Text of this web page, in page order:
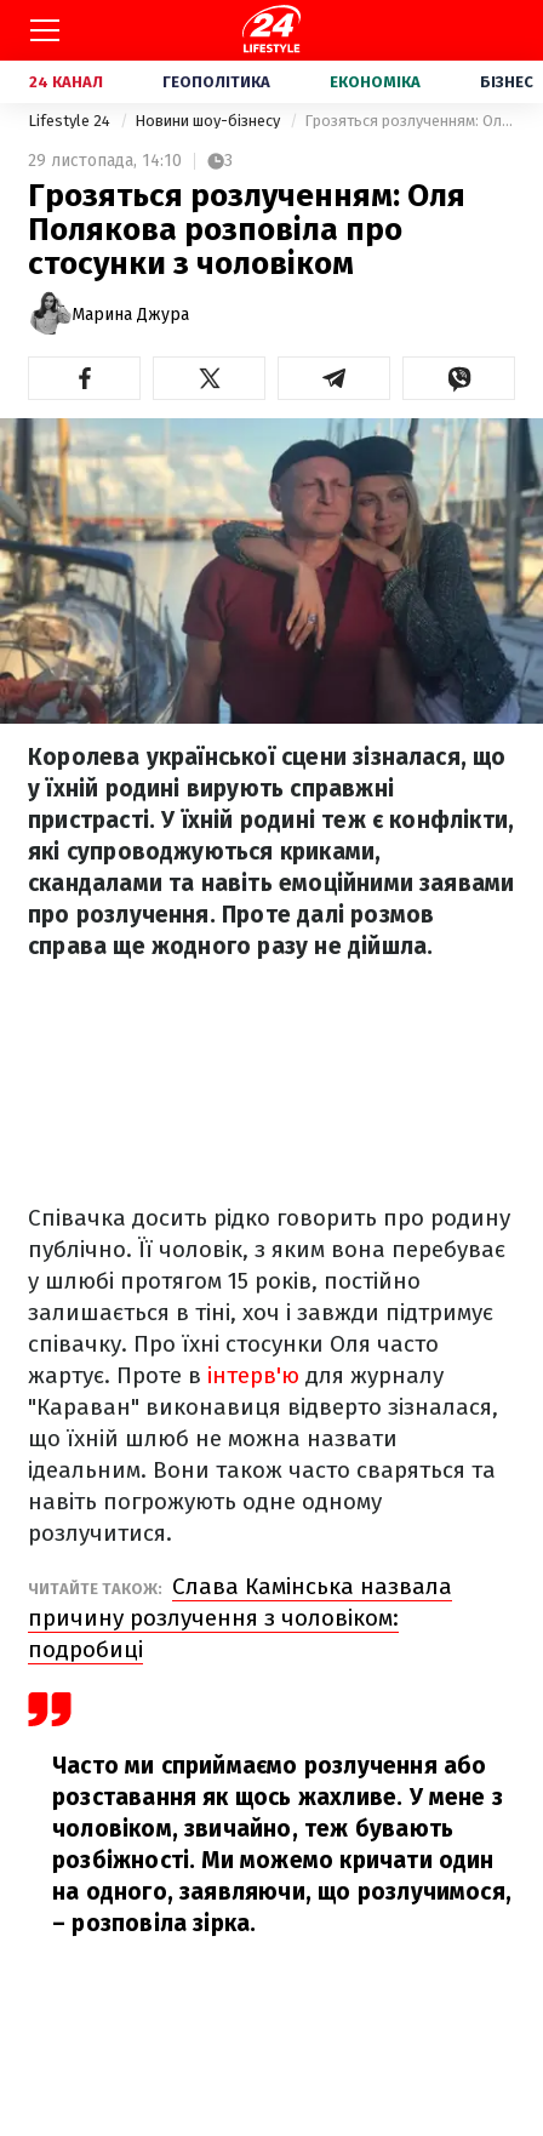
24 КАНАЛ ГЕОПОЛІТИКА ЕКОНОМІКА БІЗНЕС
Lifestyle 24 Новини шоу-бізнесу Грозяться розлученням: Оля Полякова розповіла про стосунки з чоловіком
29 листопада, 14:10 3
Грозяться розлученням: Оля
Полякова розповіла про
стосунки з чоловіком
Марина Джура
Королева української сцени зізналася, що
у їхній родині вирують справжні
пристрасті. У їхній родині теж є конфлікти,
які супроводжуються криками,
скандалами та навіть емоційними заявами
про розлучення. Проте далі розмов
справа ще жодного разу не дійшла.
Співачка досить рідко говорить про родину
публічно. Її чоловік, з яким вона перебуває
у шлюбі протягом 15 років, постійно
залишається в тіні, хоч і завжди підтримує
співачку. Про їхні стосунки Оля часто
жартує. Проте в інтерв'ю для журналу
"Караван" виконавиця відверто зізналася,
що їхній шлюб не можна назвати
ідеальним. Вони також часто сваряться та
навіть погрожують одне одному
розлучитися.
ЧИТАЙТЕ ТАКОЖ:
Слава Камінська назвала
причину розлучення з чоловіком:
подробиці
Часто ми сприймаємо розлучення або
розставання як щось жахливе. У мене з
чоловіком, звичайно, теж бувають
розбіжності. Ми можемо кричати один
на одного, заявляючи, що розлучимося,
– розповіла зірка.